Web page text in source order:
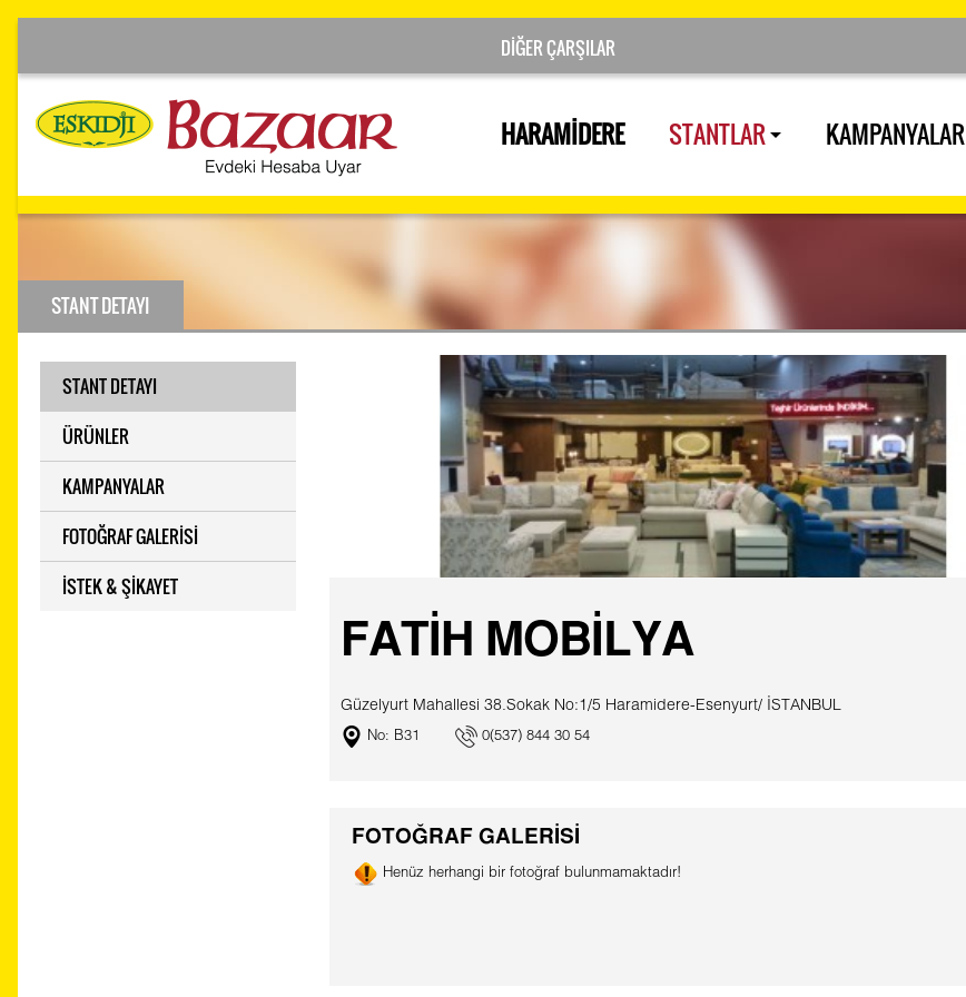
HARAMİDERE STANTLAR KAMPANYALAR
STANT DETAYI
STANT DETAYI
ÜRÜNLER
KAMPANYALAR
FOTOĞRAF GALERİSİ
İSTEK & ŞİKAYET
FATİH MOBİLYA
Güzelyurt Mahallesi 38.Sokak No:1/5 Haramidere-Esenyurt/ İSTANBUL
No: B31 0(537) 844 30 54
FOTOĞRAF GALERİSİ
Henüz herhangi bir fotoğraf bulunmamaktadır!